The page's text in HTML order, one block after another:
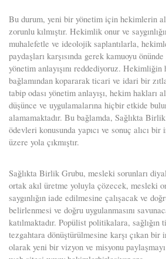
Bu durum, yeni bir yönetim için hekimlerin
zorunlu kılmıştır. Hekimlik onur ve
muhalefetle ve ideolojik saplantılarla,
paydaşları karşısında gerek kamuoyu
yönetim anlayışını reddediyoruz.
bağlamından kopararak ticari ve idari bir
tabip odası yönetim anlayışı, hekim hakları
düşünce ve uygulamalarına hiçbir etkide
alamamaktadır. Bu bağlamda, Sağlıkta
ödevleri konusunda yapıcı ve sonuç alıcı
üzere yola çıkmıştır.
Sağlıkta Birlik Grubu, mesleki sorunları
ortak akıl üretme yoluyla çözecek, mesleki
saygınlığın iade edilmesine çalışacak ve
belirlenmesi ve doğru uygulanmasını
katılmaktadır. Popülist politikalara,
tezgahtara dönüştürülmesine karşı çıkan
olarak yeni bir vizyon ve misyonu